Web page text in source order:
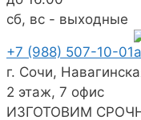
сб, вс - выходные
+7 (988) 507-10-01
г. Сочи,
2 этаж, 7 офис
ИЗГОТОВИМ